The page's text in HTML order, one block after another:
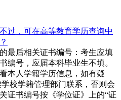
过，可在高等教育学历查询中
最后相关证书编号：考生应填
编号，应届本科毕业生不填。
本人学籍学历信息，如有疑
校学籍管理部门联系，否则会
证书编号按《学位证》上的“证